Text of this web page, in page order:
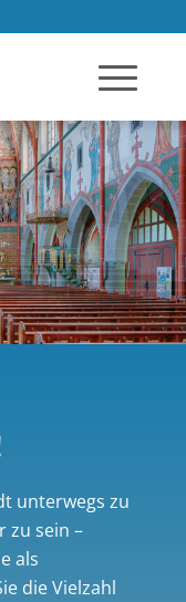
unterwegs zu
zu sein –
als
die Vielzahl